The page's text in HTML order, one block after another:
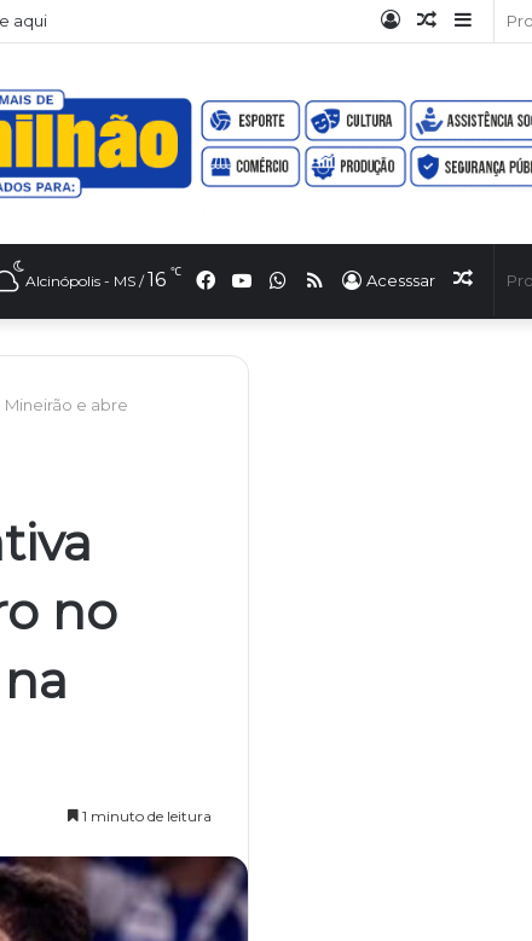
aqui
Barra
Artigo
Entrar
Artigo
Acesssar
RSS
WhatsApp
YouTube
Facebook
Alcinópolis - MS / 16 ℃
Mineirão e abre
no
1 minuto de leitura